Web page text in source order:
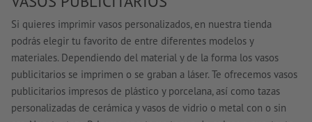
Si quieres imprimir vasos personalizados, en nuestra tienda
podrás elegir tu favorito de entre diferentes modelos y
materiales. Dependiendo del material y de la forma los vasos
publicitarios se imprimen o se graban a láser. Te ofrecemos vasos
publicitarios impresos de plástico y porcelana, así como tazas
personalizadas de cerámica y vasos de vidrio o metal con o sin